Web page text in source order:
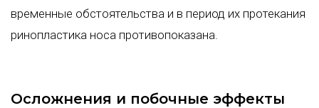
временные обстоятельства и в период их протекания
ринопластика носа противопоказана.
Осложнения и побочные эффекты